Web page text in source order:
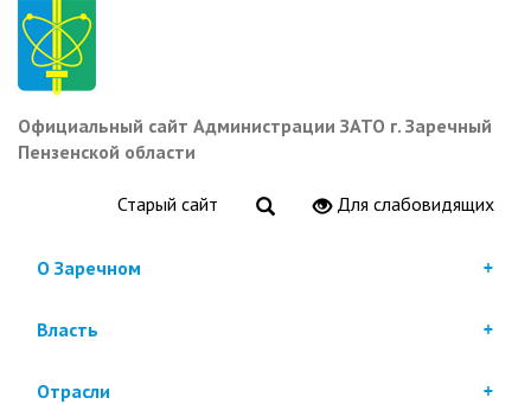
Перейти
основному
содержанию
Официальный сайт Администрации ЗАТО г. Заречный
Пензенской области
Старый сайт Для слабовидящих
О Заречном
Власть
Отрасли